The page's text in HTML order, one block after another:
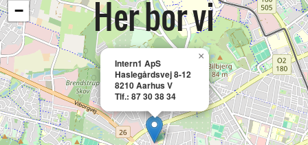
Intern1 ApS
Haslegårdsvej 8-12
8210 Aarhus V
Tlf.: 87 30 38 34
×
−
Her bor vi